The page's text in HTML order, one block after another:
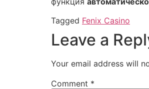
Tagged Fenix Casino
Leave a
Your email address will
Comment *